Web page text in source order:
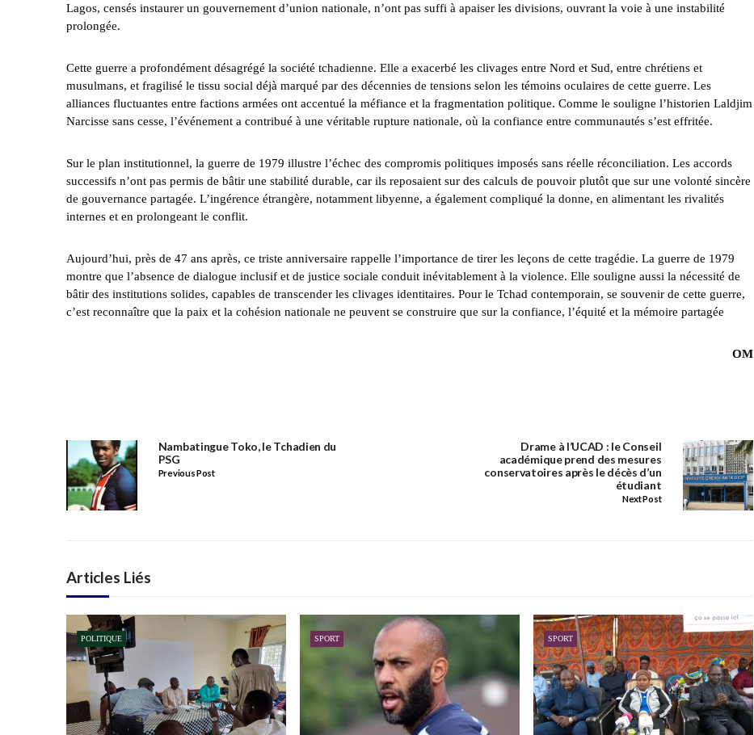
Lagos, censés instaurer un gouvernement d’union nationale, n’ont pas suffi à apaiser les divisions, ouvrant la voie à une instabilité
prolongée.
Cette guerre a profondément désagrégé la société tchadienne. Elle a exacerbé les clivages entre Nord et Sud, entre chrétiens et
musulmans, et fragilisé le tissu social déjà marqué par des décennies de tensions selon les témoins oculaires de cette guerre. Les
alliances fluctuantes entre factions armées ont accentué la méfiance et la fragmentation politique. Comme le souligne l’historien Laldjim
Narcisse sans cesse, l’événement a contribué à une véritable rupture nationale, où la confiance entre communautés s’est effritée.
Sur le plan institutionnel, la guerre de 1979 illustre l’échec des compromis politiques imposés sans réelle réconciliation. Les accords
successifs n’ont pas permis de bâtir une stabilité durable, car ils reposaient sur des calculs de pouvoir plutôt que sur une volonté sincère
de gouvernance partagée. L’ingérence étrangère, notamment libyenne, a également compliqué la donne, en alimentant les rivalités
internes et en prolongeant le conflit.
Aujourd’hui, près de 47 ans après, ce triste anniversaire rappelle l’importance de tirer les leçons de cette tragédie. La guerre de 1979
montre que l’absence de dialogue inclusif et de justice sociale conduit inévitablement à la violence. Elle souligne aussi la nécessité de
bâtir des institutions solides, capables de transcender les clivages identitaires. Pour le Tchad contemporain, se souvenir de cette guerre,
c’est reconnaître que la paix et la cohésion nationale ne peuvent se construire que sur la confiance, l’équité et la mémoire partagée
OM
Nambatingue Toko, le Tchadien du
PSG
Previous Post
Drame à l’UCAD : le Conseil
académique prend des mesures
conservatoires après le décès d’un
étudiant
Next Post
Articles Liés
POLITIQUE SPORT SPORT